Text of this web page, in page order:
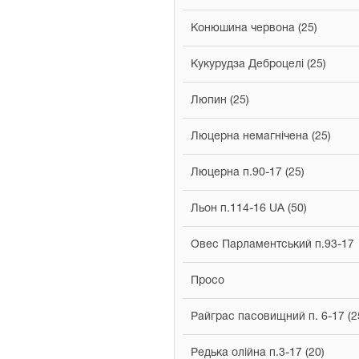
Конюшина червона (25)
Кукурудза Деброцелі (25)
Люпин (25)
Люцерна немагнічена (25)
Люцерна п.90-17 (25)
Льон п.114-16 UA (50)
Овес Парламентський п.93-17
Просо
Райграс пасовищний п. 6-17
Редька олійна п.3-17 (20)